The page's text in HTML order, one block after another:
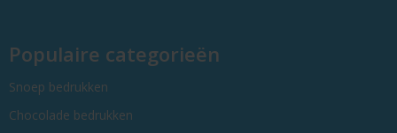
Populaire categorieën
Snoep bedrukken
Chocolade bedrukken